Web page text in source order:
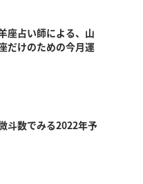
座占い師による、山
だけのための今月運
斗数でみる2022年予